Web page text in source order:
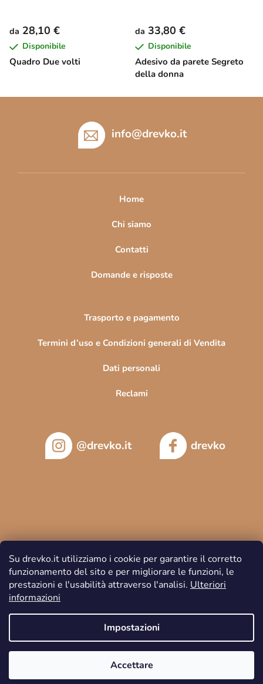
Su drevko.it utilizziamo i cookie per garantire il corretto
funzionamento del sito e per migliorare le funzioni, le
prestazioni e l'usabilità attraverso l'analisi. Ulteriori
informazioni
Impostazioni
Accettare
Quadro Due volti
da 28,10 €
Disponibile
Adesivo da parete Segreto
della donna
da 33,80 €
Disponibile
info@drevko.it
Home
Chi siamo
Contatti
Domande e risposte
Trasporto e pagamento
Termini d’uso e Condizioni generali di Vendita
Dati personali
Reclami
@drevko.it drevko
Creato da Shoptet